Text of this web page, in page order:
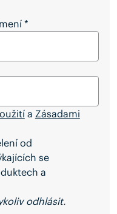
*
a Zásadami
od
se
a
odhlásit.